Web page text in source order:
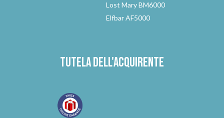
Lost Mary BM6000
Elfbar AF5000
Tutela dell'acquirente